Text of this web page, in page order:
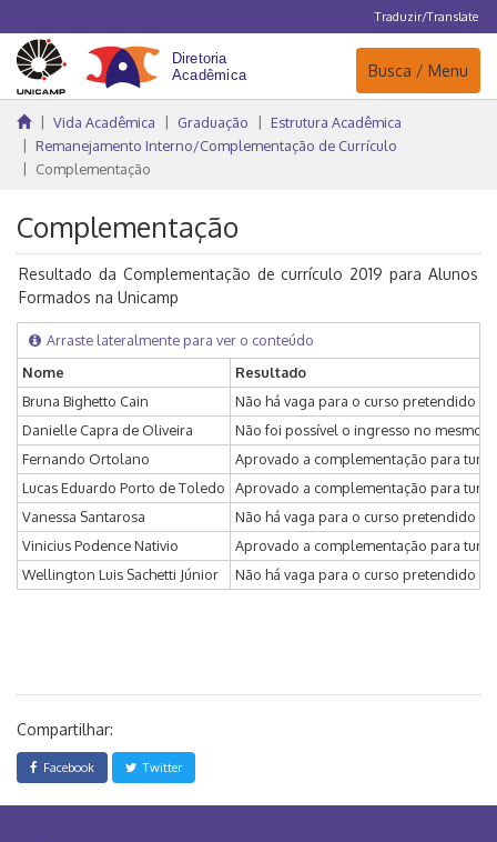
Traduzir/Translate
Navegação
Busca / Menu
Vida Acadêmica Graduação
Estrutura Acadêmica
Remanejamento Interno/Complementação de Currículo
Complementação
Complementação
Resultado da Complementação de currículo 2019 para Alunos
Formados na Unicamp
Arraste lateralmente para ver o conteúdo
Nome
Resultado
Bruna Bighetto Cain
Não há vaga para o curso pretendido
Danielle Capra de Oliveira
Não foi possível o ingresso no mesmo
Fernando Ortolano
Aprovado a complementação para
Lucas Eduardo Porto de Toledo
Aprovado a complementação para
Vanessa Santarosa
Não há vaga para o curso pretendido
Vinicius Podence Nativio
Aprovado a complementação para
Wellington Luis Sachetti Júnior
Não há vaga para o curso pretendido
Compartilhar:
Facebook Twitter